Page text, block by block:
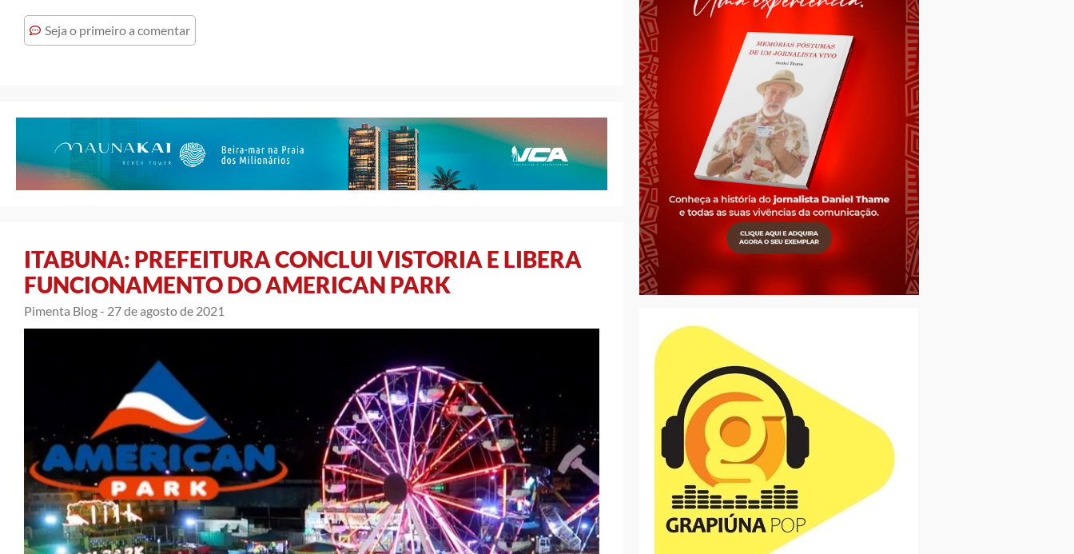
Seja o primeiro a comentar
ITABUNA: PREFEITURA CONCLUI VISTORIA E LIBERA
FUNCIONAMENTO DO AMERICAN PARK
Pimenta Blog - 27 de agosto de 2021